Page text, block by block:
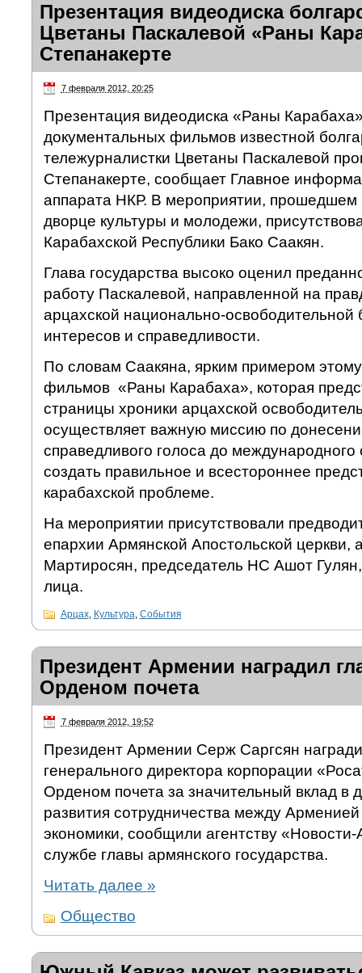
Презентация видеодиска
Цветаны Паскалевой «Раны
Степанакерте
7 февраля 2012, 20:25
Презентация видеодиска «Раны
документальных фильмов известной
тележурналистки Цветаны Паскалевой
Степанакерте, сообщает Главное
аппарата НКР. В мероприятии, прошедшем
дворце культуры и молодежи,
Карабахской Республики Бако Саакян.
Глава государства высоко оценил
работу Паскалевой, направленной на
арцахской национально-
интересов и справедливости.
По словам Саакяна, ярким примером этому
фильмов «Раны Карабаха», которая
страницы хроники арцахской
осуществляет важную миссию по
справедливого голоса до
создать правильное и всестороннее
карабахской проблеме.
На мероприятии присутствовали
епархии Армянской Апостольской церкви,
Мартиросян, председатель НС Ашот
лица.
Арцах, Культура, События
Президент Армении наградил
Орденом почета
7 февраля 2012, 19:52
Президент Армении Серж Саргсян
генерального директора корпорации
Орденом почета за значительный вклад в
развития сотрудничества между
экономики, сообщили агентству
службе главы армянского государства.
Читать далее »
Общество